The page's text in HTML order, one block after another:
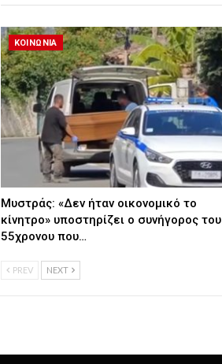
ΚΟΙΝΩΝΙΑ
Μυστράς: «Δεν ήταν οικονομικό το
κίνητρο» υποστηρίζει ο συνήγορος του
55χρονου που…
PREV NEXT